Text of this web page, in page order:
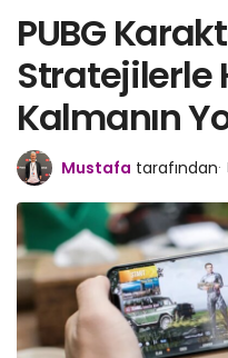
PUBG
Stratejilerle
Kalmanın
Mustafa tarafından